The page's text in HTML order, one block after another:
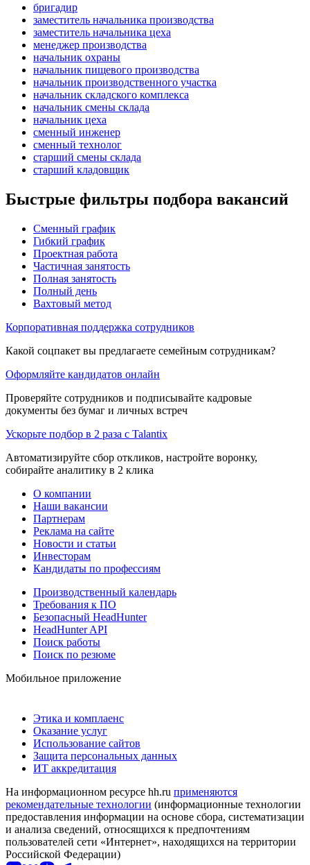
бригадир
заместитель начальника производства
заместитель начальника цеха
менеджер производства
начальник охраны
начальник пищевого производства
начальник производственного участка
начальник складского комплекса
начальник смены склада
начальник цеха
сменный инженер
сменный технолог
старший смены склада
старший кладовщик
Быстрые фильтры подбора вакансий
Сменный график
Гибкий график
Проектная работа
Частичная занятость
Полная занятость
Полный день
Вахтовый метод
Корпоративная поддержка сотрудников
Какой соцпакет вы предлагаете семейным сотрудникам?
Оформляйте кандидатов онлайн
Проверяйте сотрудников и подписывайте кадровые
документы без бумаг и личных встреч
Ускорьте подбор в 2 раза с Talantix
Автоматизируйте сбор откликов, настройте воронку,
собирайте аналитику в 2 клика
О компании
Наши вакансии
Партнерам
Реклама на сайте
Новости и статьи
Инвесторам
Кандидаты по профессиям
Производственный календарь
Требования к ПО
Безопасный HeadHunter
HeadHunter API
Поиск работы
Поиск по резюме
Мобильное приложение
Этика и комплаенс
Оказание услуг
Использование сайтов
Защита персональных данных
ИТ аккредитация
На информационном ресурсе hh.ru применяются
рекомендательные технологии (информационные технологии
предоставления информации на основе сбора, систематизации
и анализа сведений, относящихся к предпочтениям
пользователей сети «Интернет», находящихся на территории
Российской Федерации)